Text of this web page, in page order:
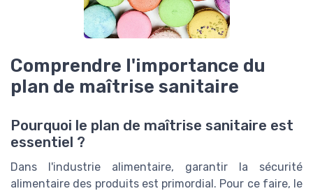
Comprendre l'importance du
plan de maîtrise sanitaire
Pourquoi le plan de maîtrise sanitaire est
essentiel ?
Dans l'industrie alimentaire, garantir la sécurité
alimentaire des produits est primordial. Pour ce faire, le